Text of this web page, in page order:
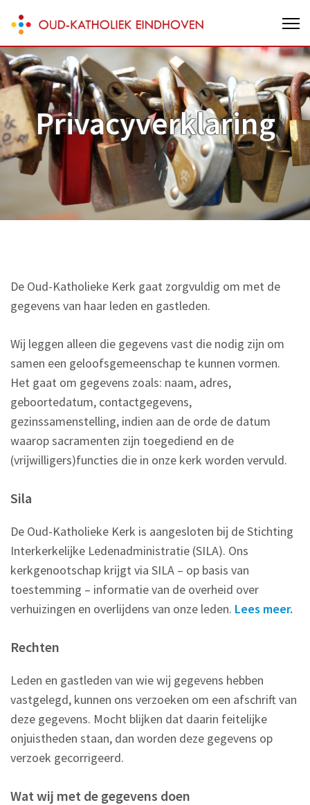
content
(Press
Enter)
Oud-Katholieke parochie van
Eindhoven
Privacyverklaring
De Oud-Katholieke Kerk gaat zorgvuldig om met de
gegevens van haar leden en gastleden.
Wij leggen alleen die gegevens vast die nodig zijn om
samen een geloofsgemeenschap te kunnen vormen.
Het gaat om gegevens zoals: naam, adres,
geboortedatum, contactgegevens,
gezinssamenstelling, indien aan de orde de datum
waarop sacramenten zijn toegediend en de
(vrijwilligers)functies die in onze kerk worden vervuld.
Sila
De Oud-Katholieke Kerk is aangesloten bij de Stichting
Interkerkelijke Ledenadministratie (SILA). Ons
kerkgenootschap krijgt via SILA – op basis van
toestemming – informatie van de overheid over
verhuizingen en overlijdens van onze leden. Lees meer.
Rechten
Leden en gastleden van wie wij gegevens hebben
vastgelegd, kunnen ons verzoeken om een afschrift van
deze gegevens. Mocht blijken dat daarin feitelijke
onjuistheden staan, dan worden deze gegevens op
verzoek gecorrigeerd.
Wat wij met de gegevens doen